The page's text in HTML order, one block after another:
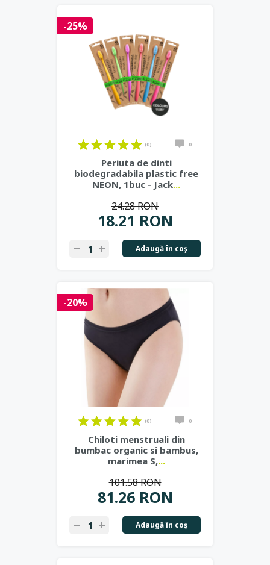
-25%
(0) 0
Periuta de dinti
biodegradabila plastic free
NEON, 1buc - Jack...
18.21 RON
24.28 RON
Adaugă în coş
-20%
(0) 0
Chiloti menstruali din
bumbac organic si bambus,
marimea S,...
81.26 RON
101.58 RON
Adaugă în coş